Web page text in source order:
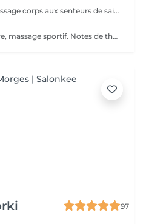
Soin du visage express & massage corps aux senteurs de saison. Laissez-vous transporter sous le soleil du Maroc entre douceur orientale et fraîcheur méditerranéenne, le temps d'un soin visage et corps aux notes envoûtantes de fleur d'oranger, d'argan et d'orange.
Profonde détente musculaire, massage sportif. Notes de thé blanc & fleurs d'agrumes.
97